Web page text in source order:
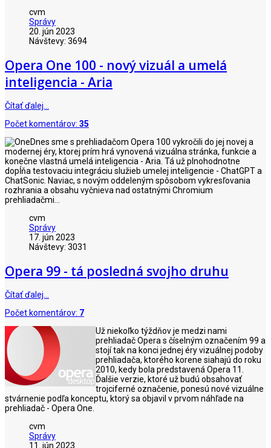
cvm
Správy
20. jún 2023
Návštevy: 3694
Opera One 100 - nový vizuál a umelá
inteligencia - Aria
Čítať ďalej…
Počet komentárov: 35
Dnes sme s prehliadačom Opera 100 vykročili do jej novej a
modernej éry, ktorej prím hrá vynovená vizuálna stránka, funkcie a
konečne vlastná umelá inteligencia - Aria. Tá už plnohodnotne
dopĺňa testovaciu integráciu služieb umelej inteligencie - ChatGPT a
ChatSonic. Naviac, s novým oddeleným spôsobom vykresľovania
rozhrania a obsahu vyčnieva nad ostatnými Chromium
prehliadačmi...
cvm
Správy
17. jún 2023
Návštevy: 3031
Opera 99 - tá posledná svojho druhu
Čítať ďalej…
Počet komentárov: 7
Už niekoľko týždňov je medzi nami
prehliadač Opera s číselným označením 99 a
stojí tak na konci jednej éry vizuálnej podoby
prehliadača, ktorého korene siahajú do roku
2010, kedy bola predstavená Opera 11.
Ďalšie verzie, ktoré už budú obsahovať
trojciferné označenie, ponesú nové vizuálne
stvárnenie podľa konceptu, ktorý sa objavil v prvom náhľade na
prehliadač - Opera One.
cvm
Správy
11. jún 2023